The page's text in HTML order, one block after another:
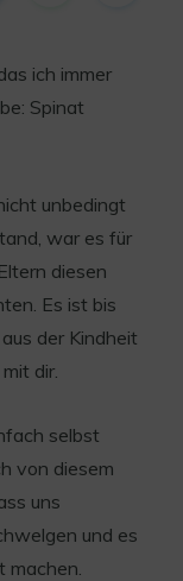
ich immer
Spinat
unbedingt
war es für
diesen
Es ist bis
der Kindheit
dir.
selbst
von diesem
uns
und es
machen.